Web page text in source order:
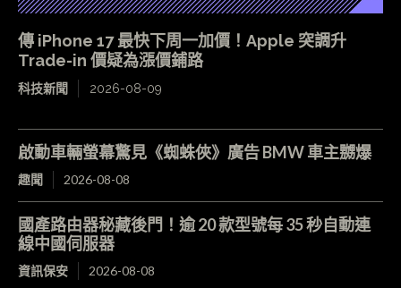
傳 iPhone 17 最快下周一加價！Apple 突調升
Trade-in 價疑為漲價鋪路
科技新聞 2026-08-09
啟動車輛螢幕驚見《蜘蛛俠》廣告 BMW 車主嬲爆
趣聞 2026-08-08
國產路由器秘藏後門！逾 20 款型號每 35 秒自動連
線中國伺服器
資訊保安 2026-08-08